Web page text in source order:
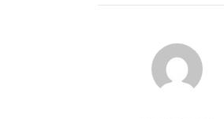
АВТОР ЗАПИСИ